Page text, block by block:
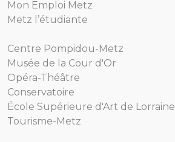
Mon Emploi Metz
Metz l’étudiante
Centre Pompidou-Metz
Musée de la Cour d'Or
Opéra-Théâtre
Conservatoire
École Supérieure d'Art de Lorraine
Tourisme-Metz